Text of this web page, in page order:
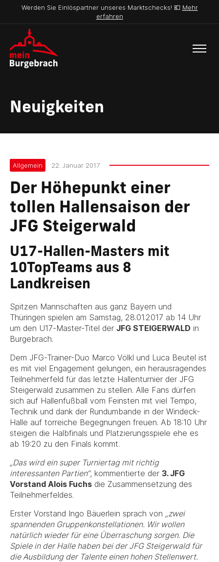
Werden Sie Einlöspartner unseres Marktschecks! 💶 Mehr
erfahren
Neuigkeiten
Allgemein 22. Januar 2017
Der Höhepunkt einer
tollen Hallensaison der
JFG Steigerwald
U17-Hallen-Masters mit
10TopTeams aus 8
Landkreisen
Spitzen Mannschaften aus ganz Bayern und
Thüringen spielen am Samstag, 28.01.2017 ab 14 Uhr
um den U17-Master-Titel der JFG STEIGERWALD in
Burgebrach.
Dem JFG-Trainer-Duo Marco Völkl und Luca Beutel ist
es mit viel Engagement gelungen, ein herausragendes
Teilnehmerfeld für das letzte Hallenturnier der JFG
Steigerwald zusammen zu stellen. Alle Fans dürfen
sich auf Hallenfußball vom Feinsten mit viel Tempo,
Technik und dank der Rundumbande in der Windeck-
Halle auf torreiche Begegnungen freuen. Ab 18:10 Uhr
steigen die Halbfinals und Platzierungsspiele ehe es
ab 19:20 zu den Finals kommt.
„Das wird ein super Turniertag mit richtig
interessanten Partien“, kommentierte der 3. JFG
Vorstand Alois Fuchs die Zusammensetzung des
Teilnehmerfeldes.
Erster Vorstand Ingo Bäuerlein sprach von „zwei
spannenden Gruppenkonstellationen. Wir wollen
natürlich wieder für eine Überraschung sorgen. Die
Spiele in der Halle haben bei der JFG Steigerwald für
die Ausbildung der Talente einen hohen Stellenwert.